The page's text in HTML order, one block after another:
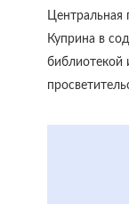
Центральная
Куприна в
библиотекой